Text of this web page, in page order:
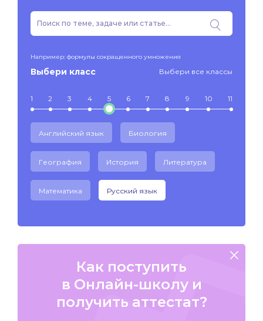
Например: формулы сокращенного умножения
Выбери класс Выбери все классы
1 2 3 4 5 6 7 8 9 10 11
Английский язык Биология
География История Литература
Математика Русский язык
Как поступить
в Онлайн-школу и
получить аттестат?